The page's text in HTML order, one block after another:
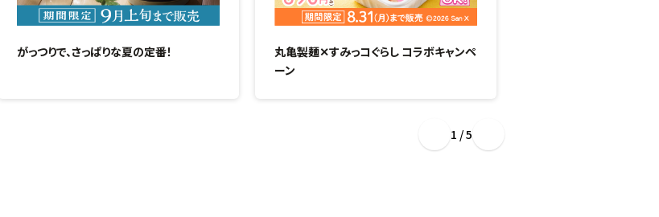
がっつりで、さっぱりな夏の定番！
丸亀製麺✕すみっコぐらし コラボキャンペ
ーン
1 / 5